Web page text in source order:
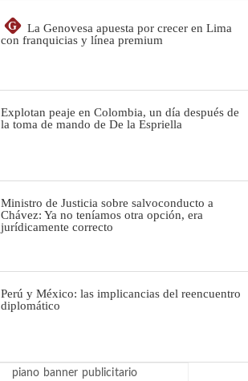
G
La Genovesa apuesta por crecer en Lima
con franquicias y línea premium
Explotan peaje en Colombia, un día después de
la toma de mando de De la Espriella
Ministro de Justicia sobre salvoconducto a
Chávez: Ya no teníamos otra opción, era
jurídicamente correcto
Perú y México: las implicancias del reencuentro
diplomático